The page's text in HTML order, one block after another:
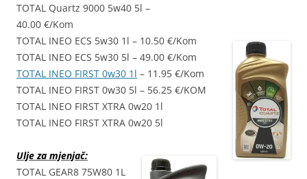
TOTAL Quartz 9000 5w40 5l –
40.00 €/Kom
TOTAL INEO ECS 5w30 1l – 10.50 €/Kom
TOTAL INEO ECS 5w30 5l – 49.00 €/Kom
TOTAL INEO FIRST 0w30 1l – 11.95 €/Kom
TOTAL INEO FIRST 0w30 5l – 56.25 €/KOM
TOTAL INEO FIRST XTRA 0w20 1l
TOTAL INEO FIRST XTRA 0w20 5l
Ulje za mjenjač:
TOTAL GEAR8 75W80 1L